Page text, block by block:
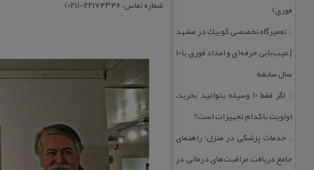
فوری)
:: تعمیرگاه تخصصی كوییك در مشهد
| عیب‌یابی حرفه‌ای و امداد فوری با ۱۰
سال سابقه
::
اگر فقط 10 وسیله بتوانید بخرید،
اولویت با كدام تجهیزات است؟
:: خدمات پزشكی در منزل؛ راهنمای
جامع دریافت مراقبت‌های درمانی در
شماره تماس: ۲۲۱۷۴۳۴۶-(۰۲۱)